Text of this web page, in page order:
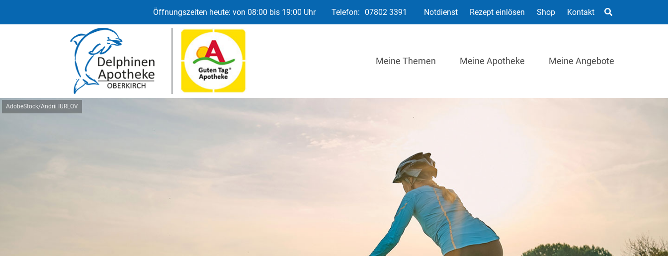
Öffnungszeiten heute: von 08:00 bis 19:00 Uhr Telefon: 07802 3391 Notdienst Rezept einlösen Shop Kontakt
Meine Themen Meine Apotheke Meine Angebote
AdobeStock/Andrii IURLOV